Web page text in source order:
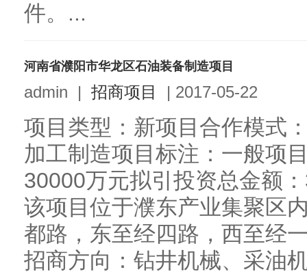
件。...
河南省濮阳市华龙区石油装备制造项目
admin | 招商项目 | 2017-05-22
项目类型：新项目合作模式
加工制造项目标注：一般项
30000万元拟引投资总金额
该项目位于濮东产业集聚区
都路，东至经四路，西至经
招商方向：钻井机械、采油